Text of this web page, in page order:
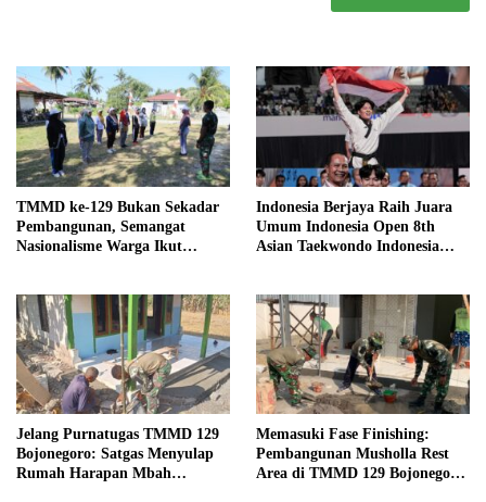
TMMD ke-129 Bukan Sekadar
Pembangunan, Semangat
Nasionalisme Warga Ikut
Indonesia Berjaya Raih Juara
Umum Indonesia Open 8th
Asian Taekwondo Indonesia
Jelang Purnatugas TMMD 129
Bojonegoro: Satgas Menyulap
Rumah Harapan Mbah
Memasuki Fase Finishing:
Pembangunan Musholla Rest
Area di TMMD 129 Bojonegoro